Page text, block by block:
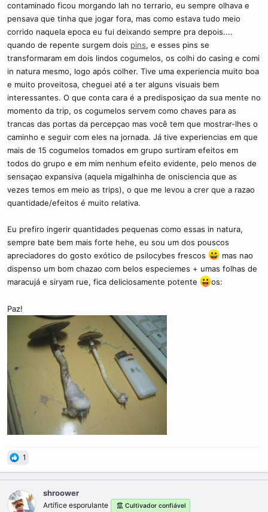
contaminado ficou morgando lah no terrario, eu sempre olhava e
pensava que tinha que jogar fora, mas como estava tudo meio
corrido naquela epoca eu fui deixando sempre pra depois....
quando de repente surgem dois pins, e esses pins se
transformaram em dois lindos cogumelos, os colhi do casing e comi
in natura mesmo, logo após colher. Tive uma experiencia muito boa
e muito proveitosa, cheguei até a ter alguns visuais bem
interessantes. O que conta cara é a predisposiçao da sua mente no
momento da trip, os cogumelos servem como chaves para as
trancas das portas da percepçao mas você tem que mostrar-lhes o
caminho e seguir com eles na jornada. Já tive experiencias em que
mais de 15 cogumelos tomados em grupo surtiram efeitos em
todos do grupo e em mim nenhum efeito evidente, pelo menos de
sensaçao expansiva (aquela migalhinha de onisciencia que as
vezes temos em meio as trips), o que me levou a crer que a razao
quantidade/efeitos é muito relativa.
Eu prefiro ingerir quantidades pequenas como essas in natura,
sempre bate bem mais forte hehe, eu sou um dos pouscos
apreciadores do gosto exótico de psilocybes frescos
mas nao
dispenso um bom chazao com belos especiemes + umas folhas de
maracujá e siryam rue, fica deliciosamente potente
os:
Paz!
1
shroower
Artífice esporulante Cultivador confiável